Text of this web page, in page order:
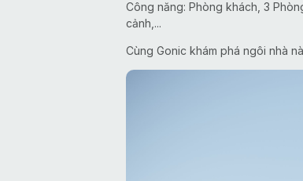
Công năng: Phòng khách, 3
cảnh,...
Cùng Gonic khám phá ngôi nhà